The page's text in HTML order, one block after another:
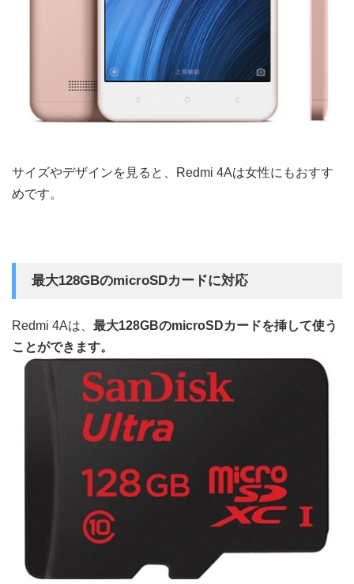
サイズやデザインを見ると、Redmi 4Aは女性にもおすす
めです。
最大128GBのmicroSDカードに対応
Redmi 4Aは、 最大128GBのmicroSDカードを挿して使う
ことができます。